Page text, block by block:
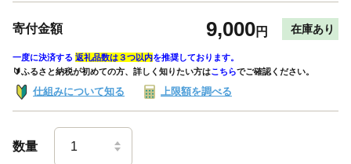
寄付金額 9,000円 在庫あり
一度に決済する 返礼品数は３つ以内を推奨しております。
🔰ふるさと納税が初めての方、詳しく知りたい方はこちらでご確認ください。
仕組みについて知る 上限額を調べる
数量